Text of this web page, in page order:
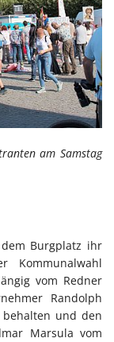
am Samstag
Burgplatz ihr
Kommunalwahl
vom Redner
Randolph
und den
Marsula vom